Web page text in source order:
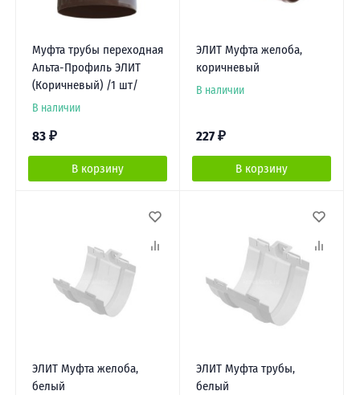
Муфта трубы переходная
Альта-Профиль ЭЛИТ
(Коричневый) /1 шт/
В наличии
83 ₽
В корзину
ЭЛИТ Муфта желоба,
коричневый
В наличии
227 ₽
В корзину
ЭЛИТ Муфта желоба,
белый
ЭЛИТ Муфта трубы,
белый